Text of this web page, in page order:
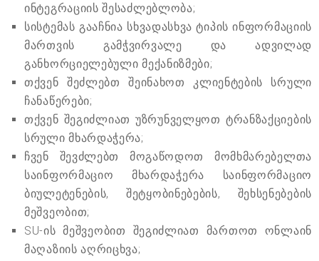
ინტეგრაციის შესაძლებლობა;
სისტემას გააჩნია სხვადასხვა ტიპის ინფორმაციის
მართვის გამჭვირვალე და ადვილად
განხორციელებული მექანიზმები;
თქვენ შეძლებთ შეინახოთ კლიენტების სრული
ჩანაწერები;
თქვენ შეგიძლიათ უზრუნველყოთ ტრანზაქციების
სრული მხარდაჭერა;
ჩვენ შევძლებთ მოგაწოდოთ მომხმარებელთა
საინფორმაციო მხარდაჭერა საინფორმაციო
ბიულეტენების, შეტყობინებების, შეხსენებების
მეშვეობით;
SU-ის მეშვეობით შეგიძლიათ მართოთ ონლაინ
მაღაზიის აღრიცხვა;